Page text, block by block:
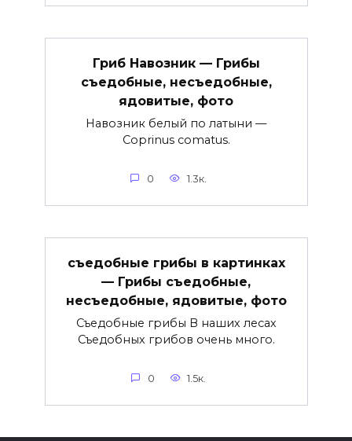
Гриб Навозник — Грибы
съедобные, несъедобные,
ядовитые, фото
Навозник белый по латыни —
Coprinus comatus.
0 1.3к.
съедобные грибы в картинках
— Грибы съедобные,
несъедобные, ядовитые, фото
Съедобные грибы В наших лесах
Съедобных грибов очень много.
0 1.5к.